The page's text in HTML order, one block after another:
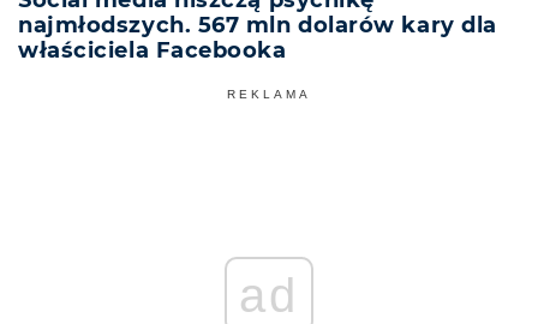
najmłodszych. 567 mln dolarów kary dla
właściciela Facebooka
REKLAMA
ad